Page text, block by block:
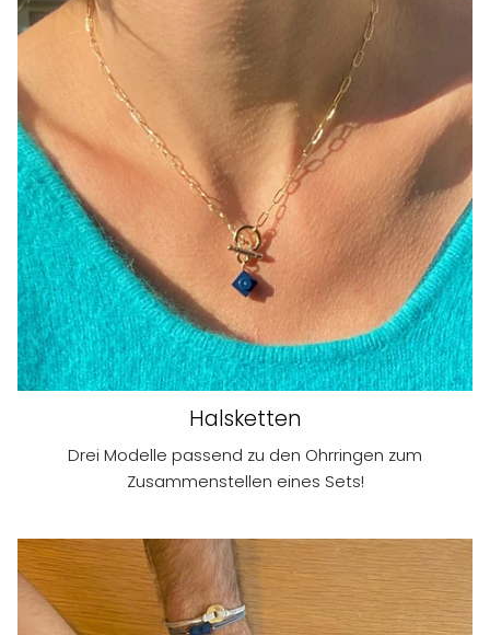
Halsketten
Drei Modelle passend zu den Ohrringen zum
Zusammenstellen eines Sets!